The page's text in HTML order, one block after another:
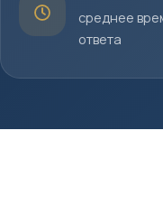
среднее
ответа